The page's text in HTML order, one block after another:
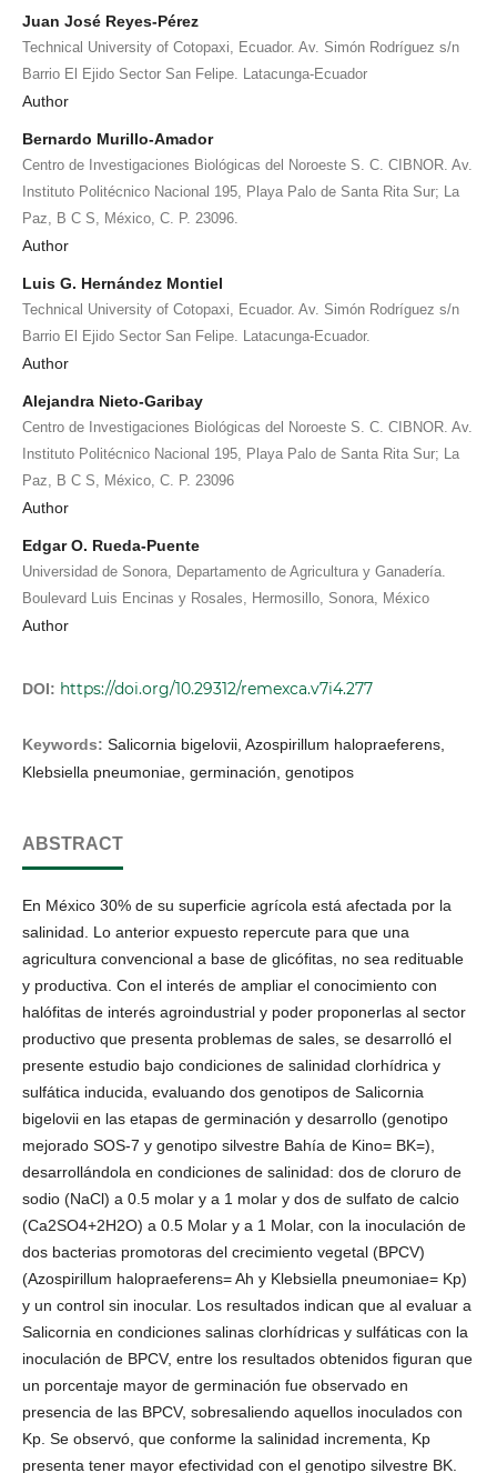
Juan José Reyes-Pérez
Technical University of Cotopaxi, Ecuador. Av. Simón Rodríguez s/n
Barrio El Ejido Sector San Felipe. Latacunga-Ecuador
Author
Bernardo Murillo-Amador
Centro de Investigaciones Biológicas del Noroeste S. C. CIBNOR. Av.
Instituto Politécnico Nacional 195, Playa Palo de Santa Rita Sur; La
Paz, B C S, México, C. P. 23096.
Author
Luis G. Hernández Montiel
Technical University of Cotopaxi, Ecuador. Av. Simón Rodríguez s/n
Barrio El Ejido Sector San Felipe. Latacunga-Ecuador.
Author
Alejandra Nieto-Garibay
Centro de Investigaciones Biológicas del Noroeste S. C. CIBNOR. Av.
Instituto Politécnico Nacional 195, Playa Palo de Santa Rita Sur; La
Paz, B C S, México, C. P. 23096
Author
Edgar O. Rueda-Puente
Universidad de Sonora, Departamento de Agricultura y Ganadería.
Boulevard Luis Encinas y Rosales, Hermosillo, Sonora, México
Author
DOI: https://doi.org/10.29312/remexca.v7i4.277
Keywords: Salicornia bigelovii, Azospirillum halopraeferens,
Klebsiella pneumoniae, germinación, genotipos
ABSTRACT
En México 30% de su superficie agrícola está afectada por la
salinidad. Lo anterior expuesto repercute para que una
agricultura convencional a base de glicófitas, no sea redituable
y productiva. Con el interés de ampliar el conocimiento con
halófitas de interés agroindustrial y poder proponerlas al sector
productivo que presenta problemas de sales, se desarrolló el
presente estudio bajo condiciones de salinidad clorhídrica y
sulfática inducida, evaluando dos genotipos de Salicornia
bigelovii en las etapas de germinación y desarrollo (genotipo
mejorado SOS-7 y genotipo silvestre Bahía de Kino= BK=),
desarrollándola en condiciones de salinidad: dos de cloruro de
sodio (NaCl) a 0.5 molar y a 1 molar y dos de sulfato de calcio
(Ca2SO4+2H2O) a 0.5 Molar y a 1 Molar, con la inoculación de
dos bacterias promotoras del crecimiento vegetal (BPCV)
(Azospirillum halopraeferens= Ah y Klebsiella pneumoniae= Kp)
y un control sin inocular. Los resultados indican que al evaluar a
Salicornia en condiciones salinas clorhídricas y sulfáticas con la
inoculación de BPCV, entre los resultados obtenidos figuran que
un porcentaje mayor de germinación fue observado en
presencia de las BPCV, sobresaliendo aquellos inoculados con
Kp. Se observó, que conforme la salinidad incrementa, Kp
presenta tener mayor efectividad con el genotipo silvestre BK.